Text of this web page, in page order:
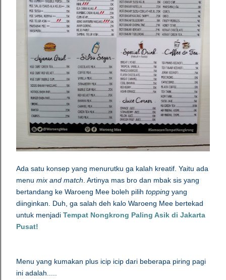
Ada satu konsep yang menurutku ga kalah kreatif. Yaitu ada
menu mix and match . Artinya mas bro dan mbak sis yang
bertandang ke Waroeng Mee boleh pilih topping yang
diinginkan. Duh, ga salah deh kalo Waroeng Mee bertekad
untuk menjadi Tempat Nongkrong Paling Asik di Jakarta
Pusat!
Menu yang kumakan plus icip icip dari beberapa piring pagi
ini adalah.....